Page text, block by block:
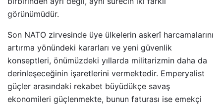
görünümüdür.
Son NATO zirvesinde üye ülkelerin askerî harcamalarını
artırma yönündeki kararları ve yeni güvenlik
konseptleri, önümüzdeki yıllarda militarizmin daha da
derinleşeceğinin işaretlerini vermektedir. Emperyalist
güçler arasındaki rekabet büyüdükçe savaş
ekonomileri güçlenmekte, bunun faturası ise emekçi